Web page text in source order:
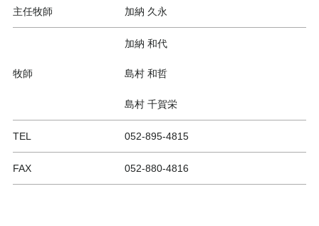
主任牧師 加納 久永
牧師
加納 和代
島村 和哲
島村 千賀栄
TEL 052-895-4815
FAX 052-880-4816